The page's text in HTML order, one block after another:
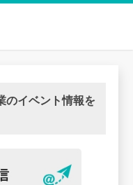
のイベント情報を